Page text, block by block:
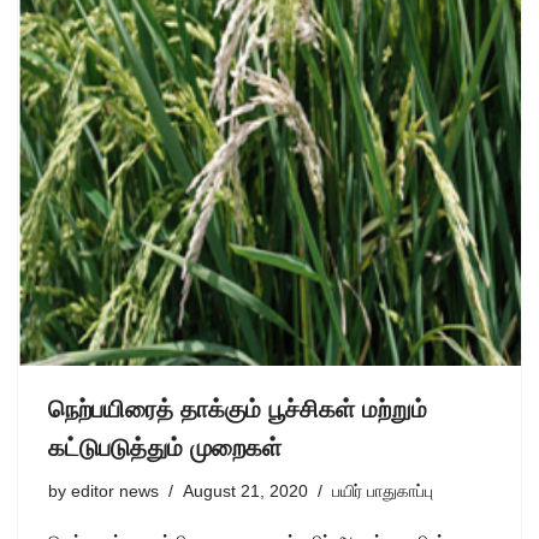
நெற்பயிரைத் தாக்கும் பூச்சிகள் மற்றும்
கட்டுபடுத்தும் முறைகள்
by editor news August 21, 2020 பயிர் பாதுகாப்பு